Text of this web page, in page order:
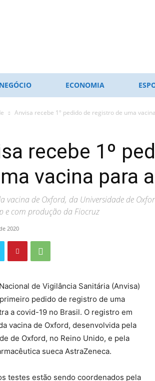
ECONOMIA
Anvisa recebe 1º pedido de registro de uma
recebe 1º
vacina para
vacina de Oxford, da Universidade de
e com produção da Fiocruz
2020
de Vigilância Sanitária (Anvisa)
pedido de registro de uma
a covid-19 no Brasil. O registro em
vacina de Oxford, desenvolvida pela
de Oxford, no Reino Unido, e pela
sueca AstraZeneca.
testes estão sendo coordenados pela